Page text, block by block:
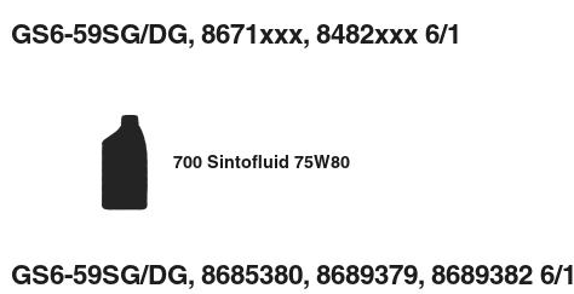
GS6-59SG/DG, 8671xxx, 8482xxx 6/1
700 Sintofluid 75W80
GS6-59SG/DG, 8685380, 8689379, 8689382 6/1